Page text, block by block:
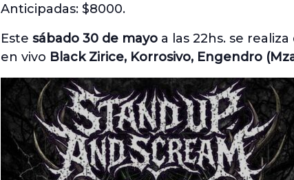
Anticipadas: $8000.
Este sábado 30 de mayo a las 22hs. se realiza
en vivo Black Zirice, Korrosivo, Engendro